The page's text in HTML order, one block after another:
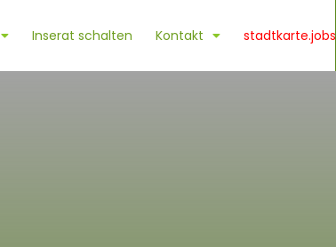
Inserat schalten Kontakt stadtkarte.jobs